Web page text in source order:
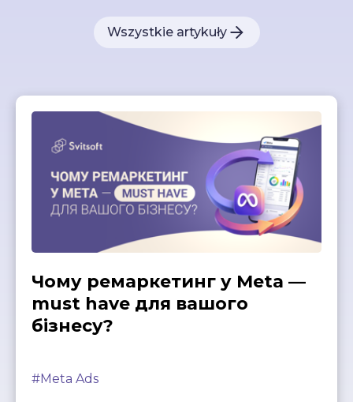
Wszystkie artykuły
Чому ремаркетинг у Meta —
must have для вашого
бізнесу?
#Meta Ads